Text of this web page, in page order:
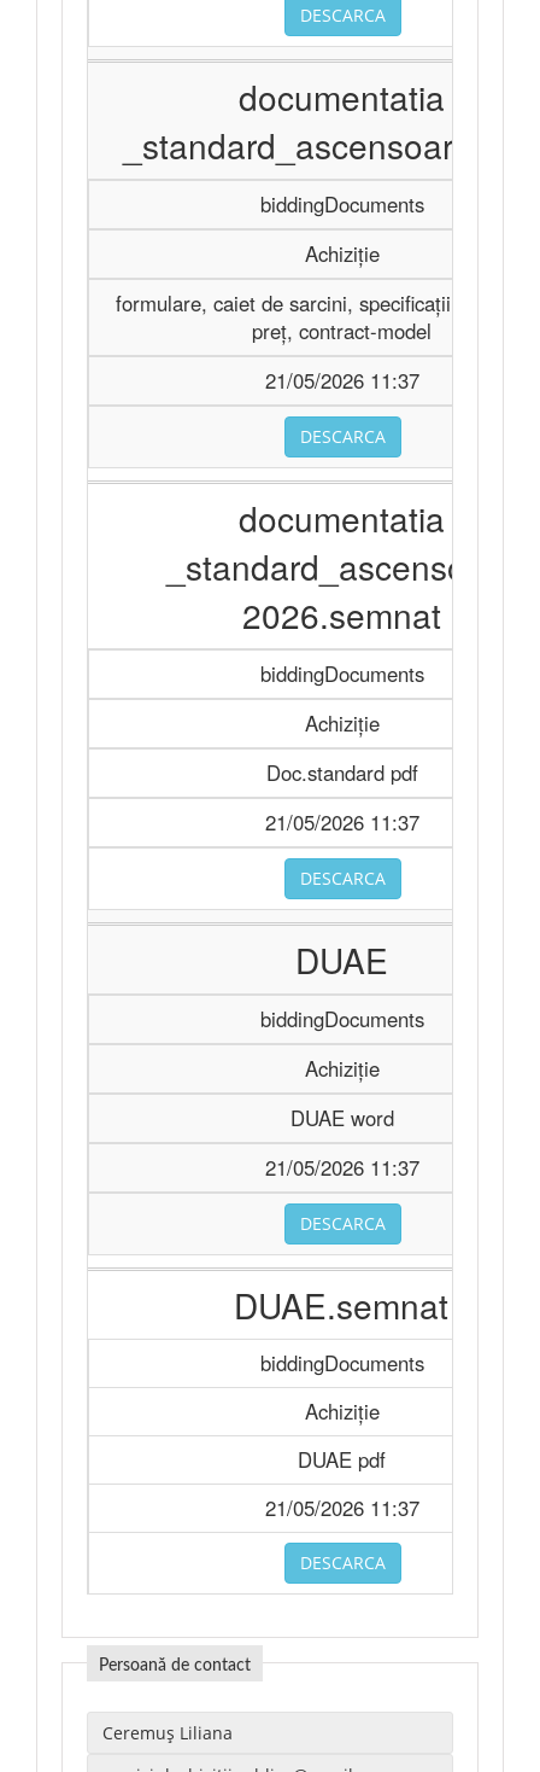
DESCARCA
documentatia
_standard_ascensoare
biddingDocuments
Achiziție
formulare, caiet de sarcini, specificații tehnice
preț, contract-model
21/05/2026 11:37
DESCARCA
documentatia
_standard_ascensoare
2026.semnat
biddingDocuments
Achiziție
Doc.standard pdf
21/05/2026 11:37
DESCARCA
DUAE
biddingDocuments
Achiziție
DUAE word
21/05/2026 11:37
DESCARCA
DUAE.semnat
biddingDocuments
Achiziție
DUAE pdf
21/05/2026 11:37
DESCARCA
Persoană de contact